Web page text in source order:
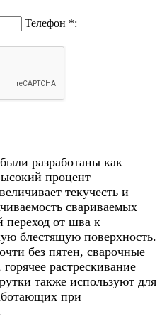
Телефон *:
разработаны как
процент
текучесть и
свариваемых
от шва к
блестящую поверхность.
без пятен, сварочные
растрескивание
также используют для
при